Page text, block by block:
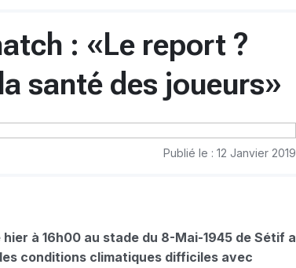
: «Le report ?
santé des joueurs»
Publié le : 12 Janvier 2019
à 16h00 au stade du 8-Mai-1945 de Sétif a
conditions climatiques difficiles avec